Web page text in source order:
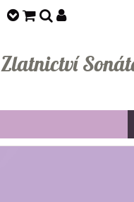
Zlatnictví